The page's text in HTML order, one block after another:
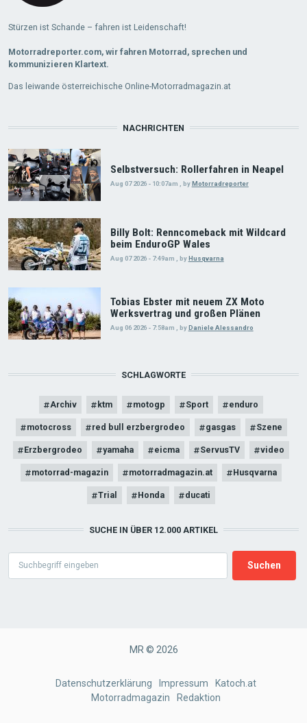
Stürzen ist Schande – fahren ist Leidenschaft!
Motorradreporter.com, wir fahren Motorrad, sprechen und
kommunizieren Klartext.
Das leiwande österreichische Online-Motorradmagazin.at
NACHRICHTEN
Selbstversuch: Rollerfahren in Neapel
Aug 07 2026 - 10:07am byMotorradreporter
Billy Bolt: Renncomeback mit Wildcard
beim EnduroGP Wales
Aug 07 2026 - 7:49am byHusqvarna
Tobias Ebster mit neuem ZX Moto
Werksvertrag und großen Plänen
Aug 06 2026 - 7:58am byDaniele Alessandro
SCHLAGWORTE
Archiv ktm motogp Sport enduro
motocross red bull erzbergrodeo gasgas Szene
Erzbergrodeo yamaha eicma ServusTV video
motorrad-magazin motorradmagazin.at Husqvarna
Trial Honda ducati
SUCHE IN ÜBER 12.000 ARTIKEL
MR © 2026
Datenschutzerklärung Impressum
Katoch.at
Motorradmagazin
Redaktion